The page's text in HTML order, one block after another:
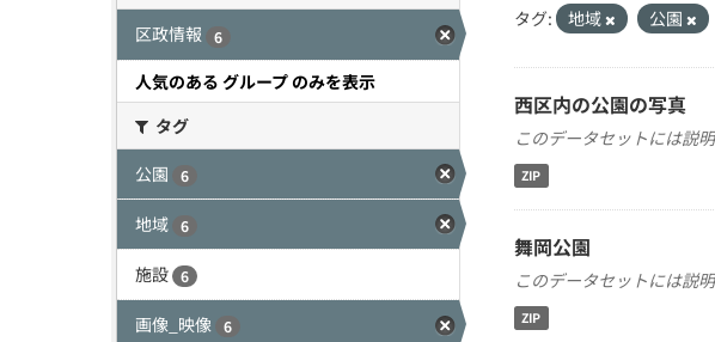
区政情報
6
人気のある グループ のみを表示
タグ
公園
6
地域 6
施設 6
画像_映像 6
タグ: 地域 公園
西区内の公園の写真
このデータセットには説
ZIP
舞岡公園
このデータセットには説
ZIP